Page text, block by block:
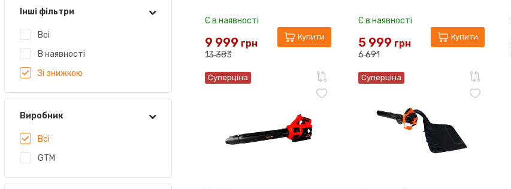
Інші фільтри
Всі
В наявності
Зі знижкою
Виробник
Всі
GTM
Є в наявності
13 383
9 999 грн
Купити
Є в наявності
6 691
5 999 грн
Купити
Суперціна Суперціна